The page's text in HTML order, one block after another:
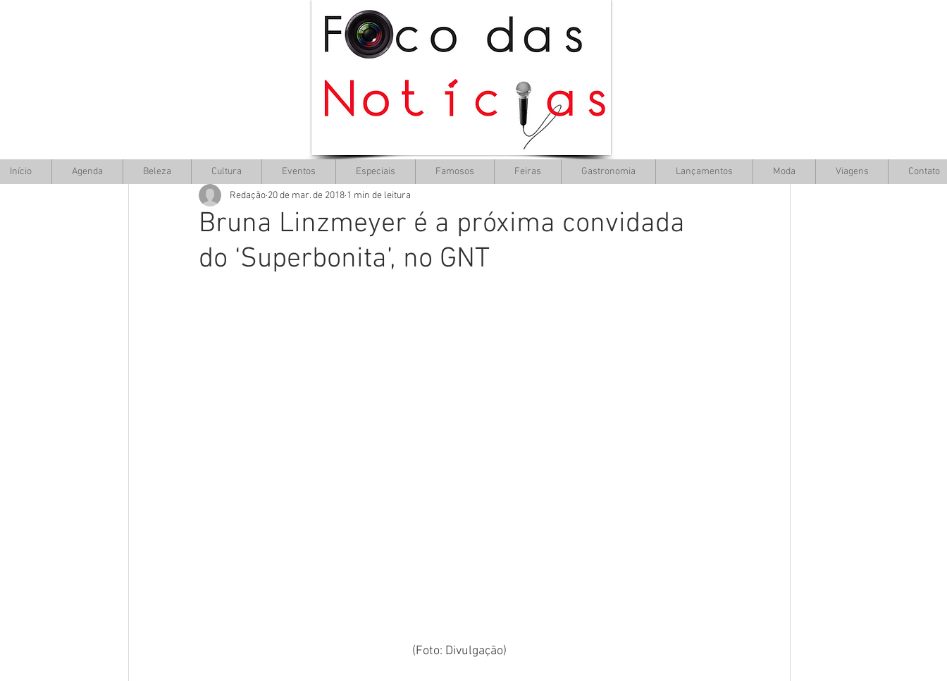
Bruna Linzmeyer é a próxima convidada
do ‘Superbonita’, no GNT
Redação 20 de mar. de 2018 1 min de leitura
(Foto: Divulgação)
Início Agenda Beleza Cultura Eventos Especiais Famosos Feiras Gastronomia Lançamentos Moda Viagens Contato